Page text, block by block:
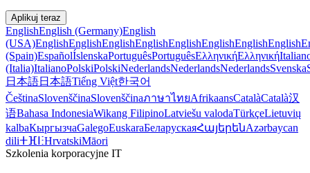
Aplikuj teraz
EnglishEnglish (Germany)English
(USA)EnglishEnglishEnglishEnglishEnglishEnglishEnglishEnglish
(Spain)EspañolÍslenskaPortuguêsPortuguêsΕλληνικήΕλληνική
(Italia)ItalianoPolskiPolskiNederlandsNederlandsNederlandsSvenska
日本語日本語Tiếng Việt한국어
ČeštinaSlovenščinaSlovenščinaภาษาไทยAfrikaansCatalàCatalà汉
语Bahasa IndonesiaWikang FilipinoLatviešu valodaTürkçeLietuvių
kalbaКыргызчаGalegoEuskaraБеларускаяՀայերենAzərbaycan
diliⵜⴼⵏⵗHrvatskiMāori
Szkolenia korporacyjne IT